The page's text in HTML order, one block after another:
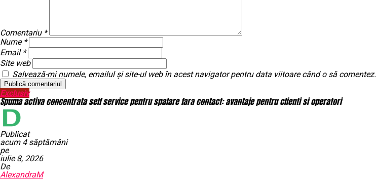
Comentariu *
Nume *
Email *
Site web
Salvează-mi numele, emailul și site-ul web în acest navigator pentru data viitoare când o să comentez.
Exclusiv
Spuma activa concentrata self service pentru spalare fara contact: avantaje pentru clienti si operatori
Publicat
acum 4 săptămâni
pe
iulie 8, 2026
De
AlexandraM